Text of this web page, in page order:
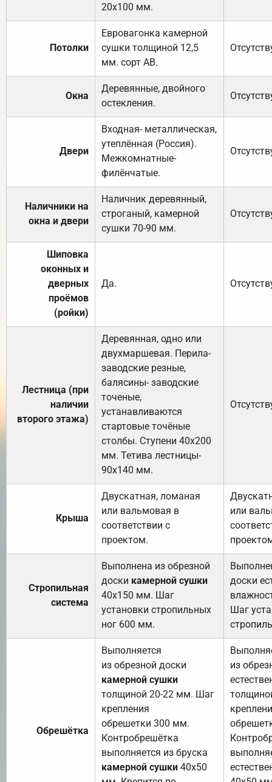
20х100 мм.
Потолки
Евровагонка камерной
сушки толщиной 12,5
мм. сорт АВ.
Окна
Деревянные, двойного
остекления.
Двери
Входная- металлическая,
утеплённая (Россия).
Межкомнатные-
филёнчатые.
Наличники на
окна и двери
Наличник деревянный,
строганый, камерной
сушки 70-90 мм.
Шиповка
оконных и
дверных
проёмов
(ройки)
Да.
Лестница (при
наличии
второго этажа)
Деревянная, одно или
двухмаршевая. Перила-
заводские резные,
балясины- заводские
точеные,
устанавливаются
стартовые точёные
столбы. Ступени 40х200
мм. Тетива лестницы-
90х140 мм.
Крыша
Двускатная, ломаная
или вальмовая в
соответствии с
проектом.
или
Стропильная
система
Выполнена из обрезной
доски камерной сушки
40х150 мм. Шаг
установки стропильных
ног 600 мм.
доски
Шаг
Обрешётка
Выполняется
из обрезной доски
камерной сушки
толщиной 20-22 мм. Шаг
крепления
обрешетки 300 мм.
Контробрешётка
выполняется из бруска
камерной сушки 40х50
из